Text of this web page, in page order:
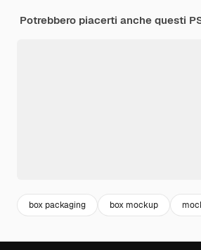
Potrebbero piacerti anche questi
box packaging box mockup